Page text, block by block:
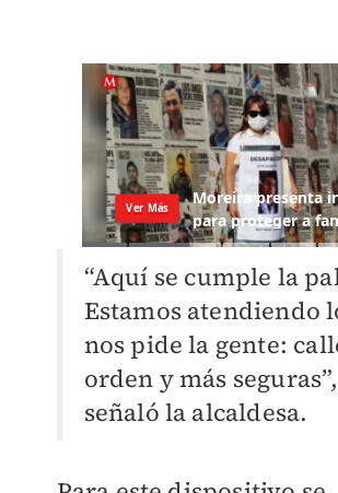
“Aquí se cumple la
Estamos atendiendo
nos pide la gente:
orden y más seguras”,
señaló la alcaldesa.